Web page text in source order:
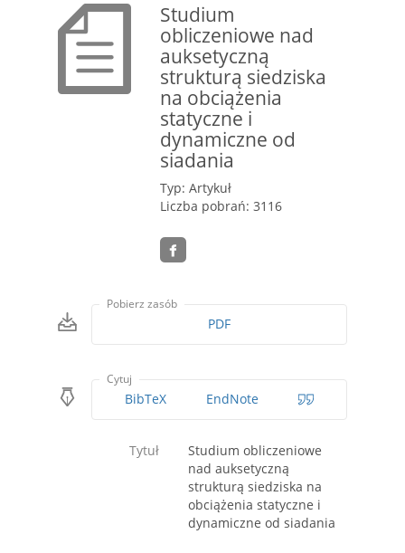
Studium
obliczeniowe nad
auksetyczną
strukturą siedziska
na obciążenia
statyczne i
dynamiczne od
siadania
Typ: Artykuł
Liczba pobrań: 3116
Pobierz zasób
PDF
Cytuj
BibTeX EndNote
Tytuł
Studium obliczeniowe
nad auksetyczną
strukturą siedziska na
obciążenia statyczne i
dynamiczne od siadania